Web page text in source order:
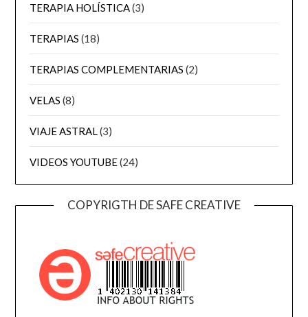
TERAPIA HOLÍSTICA(3)
TERAPIAS (18)
TERAPIAS COMPLEMENTARIAS (2)
VELAS (8)
VIAJE ASTRAL(3)
VIDEOS YOUTUBE(24)
COPYRIGTH DE SAFE CREATIVE